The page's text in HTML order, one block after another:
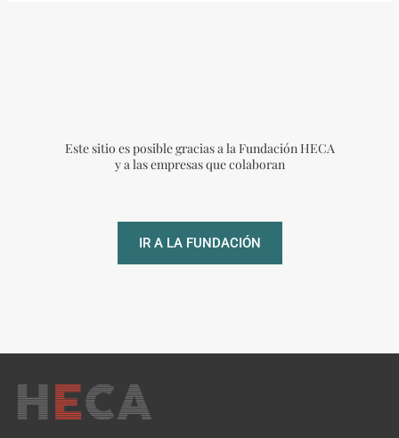
Este sitio es posible gracias a la Fundación HECA
y a las empresas que colaboran
IR A LA FUNDACIÓN